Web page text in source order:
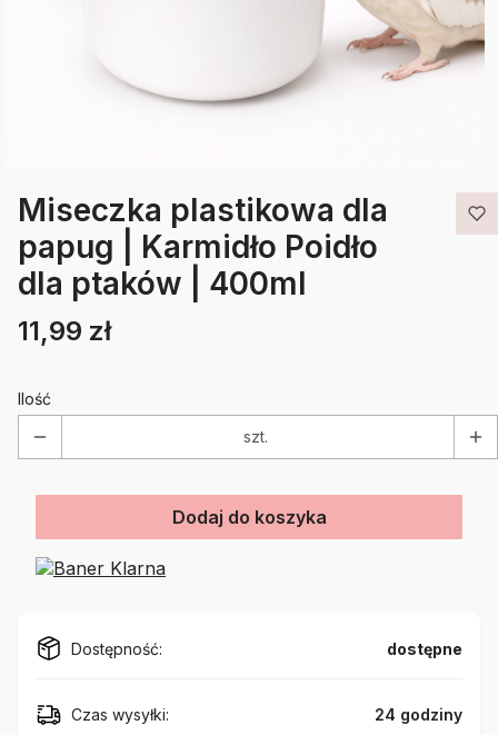
Miseczka plastikowa dla
papug | Karmidło Poidło
dla ptaków | 400ml
Etykiety
Cena
11,99 zł
Ilość
szt.
Dodaj do koszyka
Dostępność: dostępne
Czas wysyłki: 24 godziny